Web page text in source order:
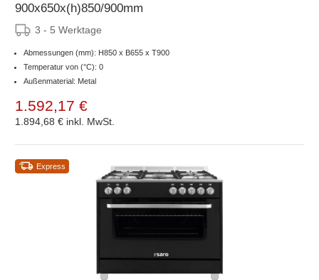
900x650x(h)850/900mm
3 - 5 Werktage
Abmessungen (mm): H850 x B655 x T900
Temperatur von (°C): 0
Außenmaterial: Metal
1.592,17 €
1.894,68 € inkl. MwSt.
Express